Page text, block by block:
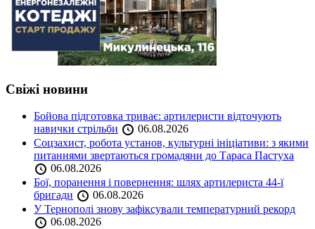
Свіжі новини
Бойова підготовка триває: артилеристи відточують
навички стрільби
06.08.2026
Соцзахист, робота установ, культурні ініціативи: з якими
питаннями звертаються громадяни до Тараса Пастуха
06.08.2026
Бої, поранення і повернення: шлях артилериста 44-ї
бригади
06.08.2026
У Тернополі знову зафіксували температурний рекорд
06.08.2026